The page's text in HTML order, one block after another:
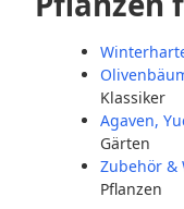
Klassiker
Agaven,
Gärten
Zubehör &
Pflanzen